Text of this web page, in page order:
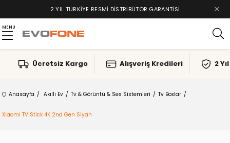
2 YIL TÜRKIYE RESMI DISTRIBÜTÖR GARANTISI ×
MENU
Ücretsiz Kargo Alışveriş Kredileri 2
Anasayfa Akıllı Ev Tv & Görüntü & Ses Sistemleri Tv Boxlar
Xiaomi TV Stick 4K 2nd Gen Siyah